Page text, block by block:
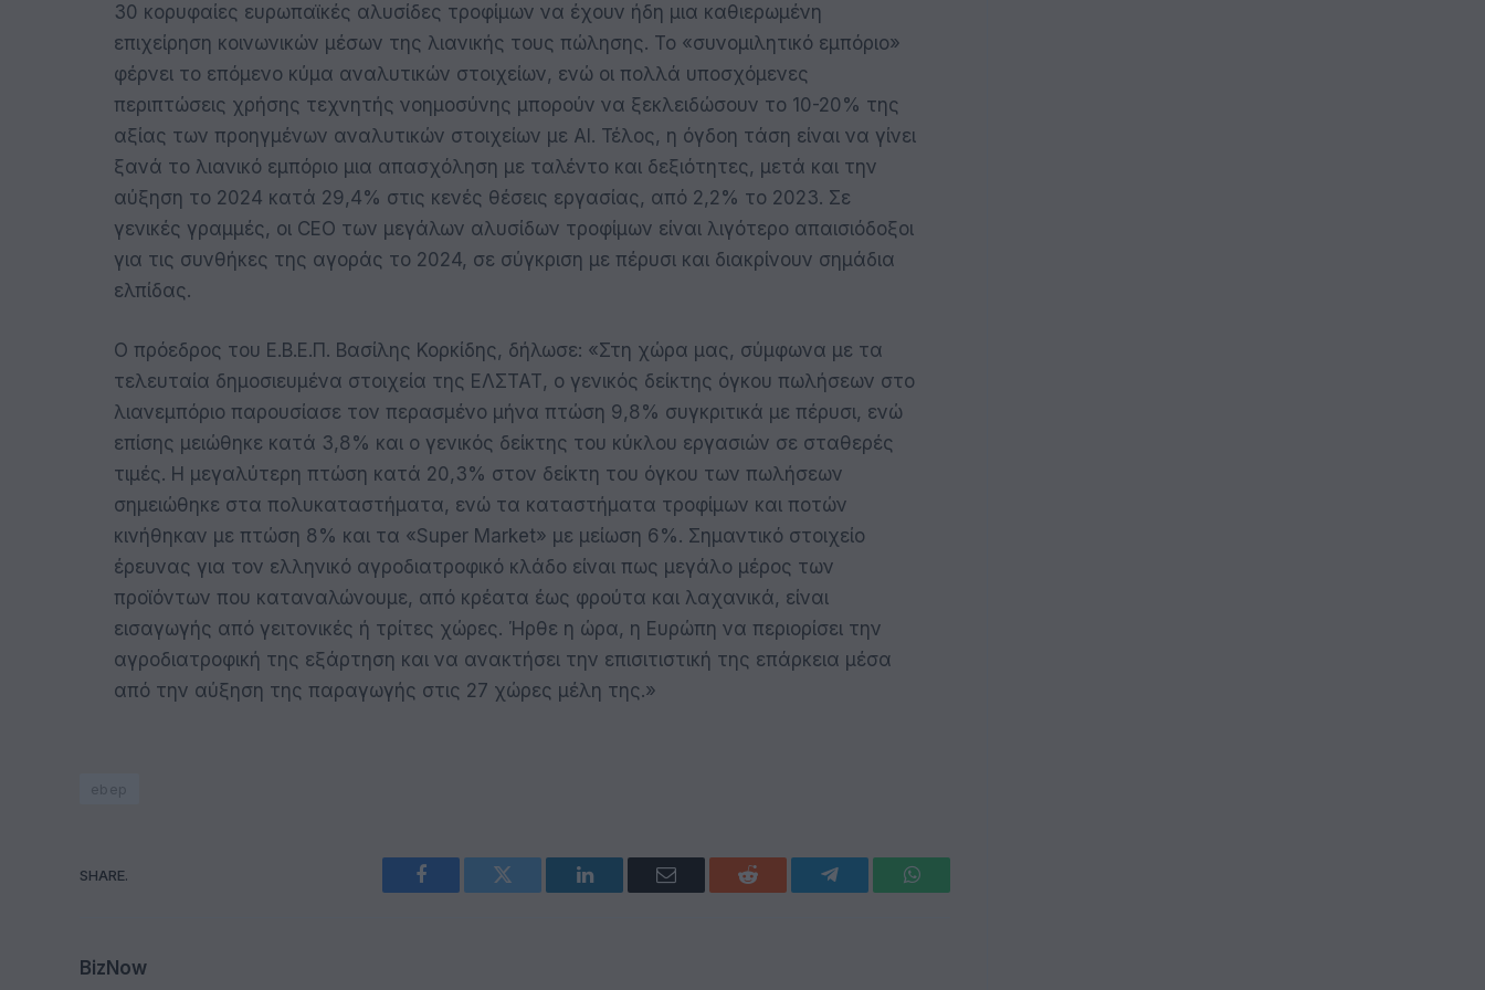
30 κορυφαίες ευρωπαϊκές αλυσίδες τροφίμων να έχουν ήδη μια καθιερωμένη
επιχείρηση κοινωνικών μέσων της λιανικής τους πώλησης. Το «συνομιλητικό εμπόριο»
φέρνει το επόμενο κύμα αναλυτικών στοιχείων, ενώ οι πολλά υποσχόμενες
περιπτώσεις χρήσης τεχνητής νοημοσύνης μπορούν να ξεκλειδώσουν το 10-20% της
αξίας των προηγμένων αναλυτικών στοιχείων με ΑΙ. Τέλος, η όγδοη τάση είναι να γίνει
ξανά το λιανικό εμπόριο μια απασχόληση με ταλέντο και δεξιότητες, μετά και την
αύξηση το 2024 κατά 29,4% στις κενές θέσεις εργασίας, από 2,2% το 2023. Σε
γενικές γραμμές, οι CEO των μεγάλων αλυσίδων τροφίμων είναι λιγότερο απαισιόδοξοι
για τις συνθήκες της αγοράς το 2024, σε σύγκριση με πέρυσι και διακρίνουν σημάδια
ελπίδας.
Ο πρόεδρος του Ε.Β.Ε.Π. Βασίλης Κορκίδης, δήλωσε: «Στη χώρα μας, σύμφωνα με τα
τελευταία δημοσιευμένα στοιχεία της ΕΛΣΤΑΤ, ο γενικός δείκτης όγκου πωλήσεων στο
λιανεμπόριο παρουσίασε τον περασμένο μήνα πτώση 9,8% συγκριτικά με πέρυσι, ενώ
επίσης μειώθηκε κατά 3,8% και ο γενικός δείκτης του κύκλου εργασιών σε σταθερές
τιμές. Η μεγαλύτερη πτώση κατά 20,3% στον δείκτη του όγκου των πωλήσεων
σημειώθηκε στα πολυκαταστήματα, ενώ τα καταστήματα τροφίμων και ποτών
κινήθηκαν με πτώση 8% και τα «Super Market» με μείωση 6%. Σημαντικό στοιχείο
έρευνας για τον ελληνικό αγροδιατροφικό κλάδο είναι πως μεγάλο μέρος των
προϊόντων που καταναλώνουμε, από κρέατα έως φρούτα και λαχανικά, είναι
εισαγωγής από γειτονικές ή τρίτες χώρες. Ήρθε η ώρα, η Ευρώπη να περιορίσει την
αγροδιατροφική της εξάρτηση και να ανακτήσει την επισιτιστική της επάρκεια μέσα
από την αύξηση της παραγωγής στις 27 χώρες μέλη της.»
ebep
SHARE.
Facebook Twitter LinkedIn Email Reddit Telegram WhatsApp
BizNow